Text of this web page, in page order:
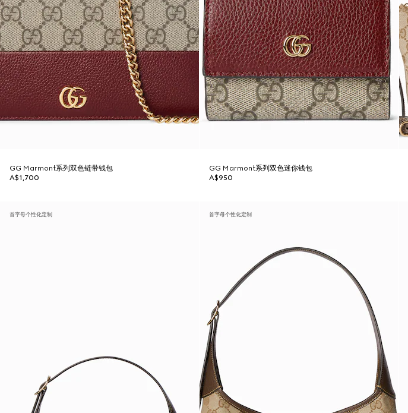
GG Marmont系列双色链带钱包
A$1,700
GG Marmont系列双色迷你钱包
A$950
首字母个性化定制 首字母个性化定制